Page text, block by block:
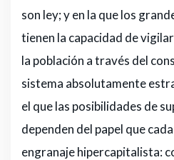
son ley; y en la que los
tienen la capacidad de
la población a través del
sistema absolutamente
el que las posibilidades de
dependen del papel que
engranaje hipercapitalista: